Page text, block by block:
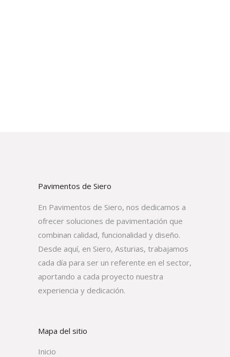
Pavimentos de Siero
En Pavimentos de Siero, nos dedicamos a
ofrecer soluciones de pavimentación que
combinan calidad, funcionalidad y diseño.
Desde aquí, en Siero, Asturias, trabajamos
cada día para ser un referente en el sector,
aportando a cada proyecto nuestra
experiencia y dedicación.
Mapa del sitio
Inicio